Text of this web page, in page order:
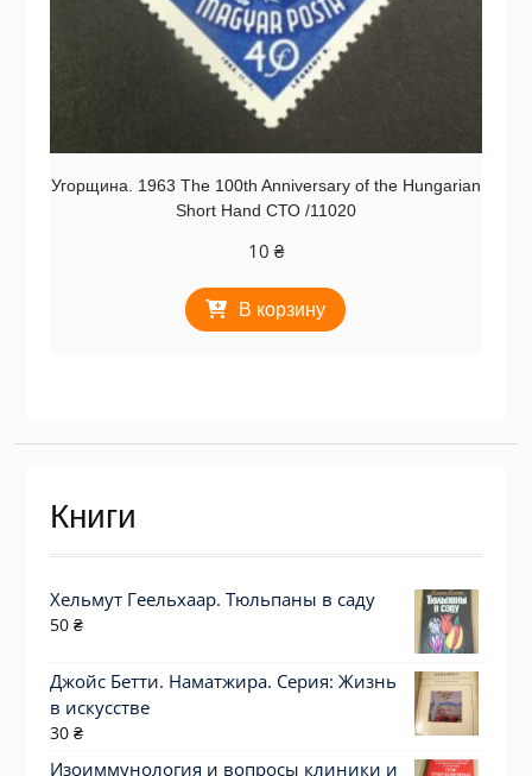
Угорщина. 1963 The 100th Anniversary of the Hungarian
Short Hand СТО /11020
10 ₴
В корзину
Книги
Хельмут Геельхаар. Тюльпаны в саду
50 ₴
Джойс Бетти. Наматжира. Серия: Жизнь
в искусстве
30 ₴
Изоиммунология и вопросы клиники и